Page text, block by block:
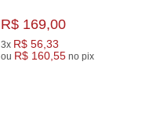
R$ 169,00
3x R$ 56,33
ou R$ 160,55 no pix